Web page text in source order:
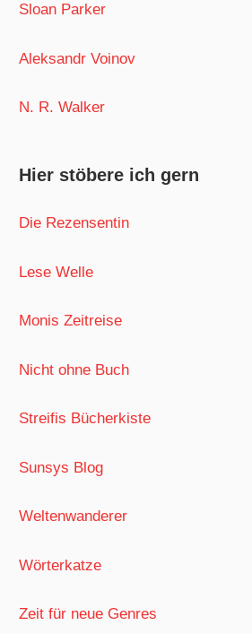
Sloan Parker
Aleksandr Voinov
N. R. Walker
Hier stöbere ich gern
Die Rezensentin
Lese Welle
Monis Zeitreise
Nicht ohne Buch
Streifis Bücherkiste
Sunsys Blog
Weltenwanderer
Wörterkatze
Zeit für neue Genres